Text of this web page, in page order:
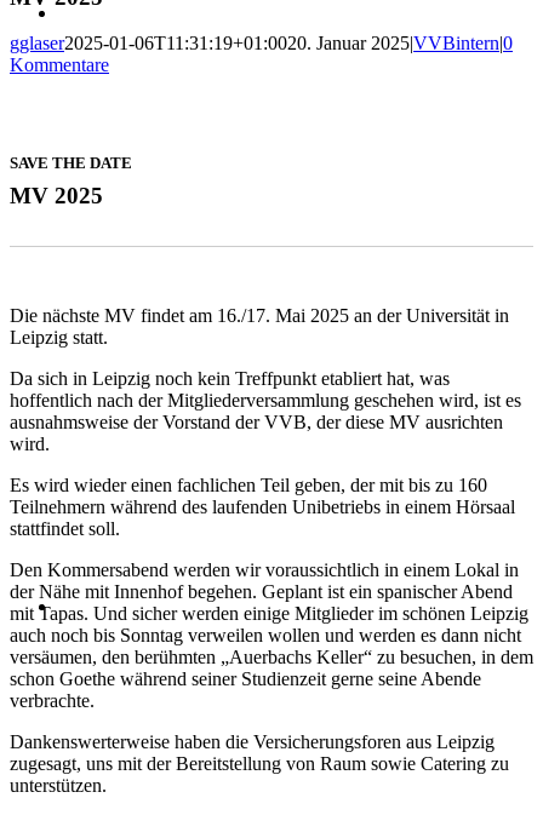
gglaser2025-01-06T11:31:19+01:0020. Januar 2025|VVBintern|0
Kommentare
SAVE THE DATE
MV 2025
Die nächste MV findet am 16./17. Mai 2025 an der Universität in
Leipzig statt.
Da sich in Leipzig noch kein Treffpunkt etabliert hat, was
hoffentlich nach der Mitgliederversammlung geschehen wird, ist es
ausnahmsweise der Vorstand der VVB, der diese MV ausrichten
wird.
Es wird wieder einen fachlichen Teil geben, der mit bis zu 160
Teilnehmern während des laufenden Unibetriebs in einem Hörsaal
stattfindet soll.
Den Kommersabend werden wir voraussichtlich in einem Lokal in
der Nähe mit Innenhof begehen. Geplant ist ein spanischer Abend
mit Tapas. Und sicher werden einige Mitglieder im schönen Leipzig
auch noch bis Sonntag verweilen wollen und werden es dann nicht
versäumen, den berühmten „Auerbachs Keller“ zu besuchen, in dem
schon Goethe während seiner Studienzeit gerne seine Abende
verbrachte.
Dankenswerterweise haben die Versicherungsforen aus Leipzig
zugesagt, uns mit der Bereitstellung von Raum sowie Catering zu
unterstützen.